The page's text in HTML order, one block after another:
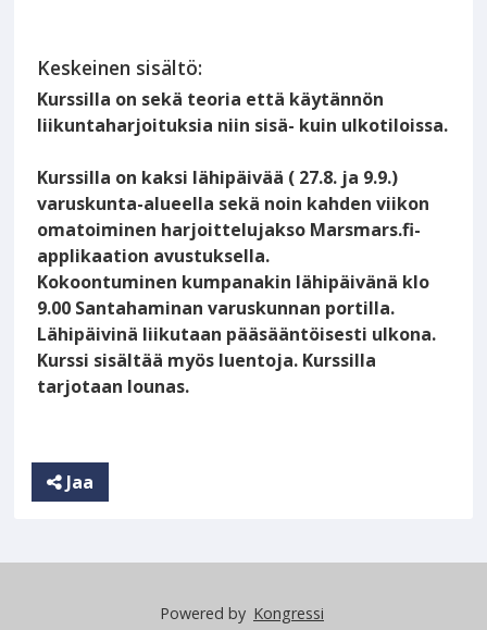
Keskeinen sisältö:
Kurssilla on sekä teoria että käytännön
liikuntaharjoituksia niin sisä- kuin ulkotiloissa.
Kurssilla on kaksi lähipäivää ( 27.8. ja 9.9.)
varuskunta-alueella sekä noin kahden viikon
omatoiminen harjoittelujakso Marsmars.fi-
applikaation avustuksella.
Kokoontuminen kumpanakin lähipäivänä klo
9.00 Santahaminan varuskunnan portilla.
Lähipäivinä liikutaan pääsääntöisesti ulkona.
Kurssi sisältää myös luentoja. Kurssilla
tarjotaan lounas.
Jaa
Powered by Kongressi